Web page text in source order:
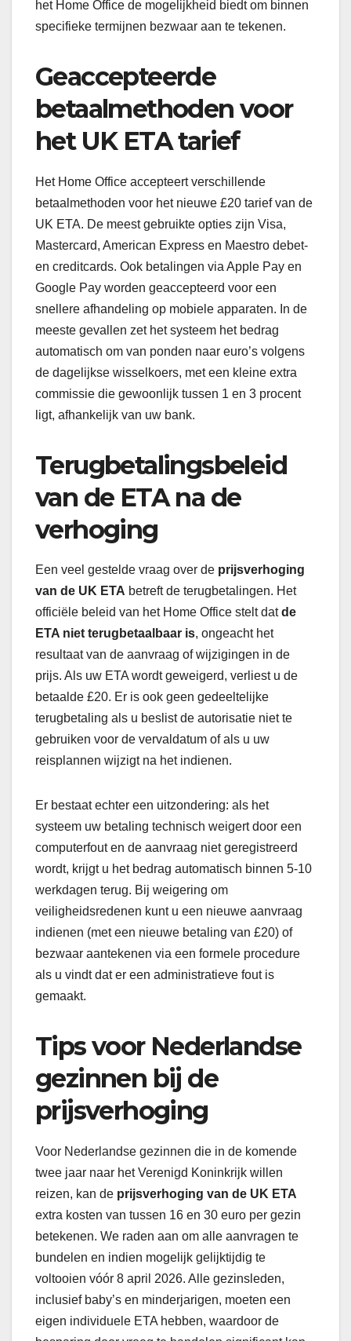
het Home Office de mogelijkheid biedt om binnen
specifieke termijnen bezwaar aan te tekenen.
Geaccepteerde
betaalmethoden voor
het UK ETA tarief
Het Home Office accepteert verschillende
betaalmethoden voor het nieuwe £20 tarief van de
UK ETA. De meest gebruikte opties zijn Visa,
Mastercard, American Express en Maestro debet-
en creditcards. Ook betalingen via Apple Pay en
Google Pay worden geaccepteerd voor een
snellere afhandeling op mobiele apparaten. In de
meeste gevallen zet het systeem het bedrag
automatisch om van ponden naar euro’s volgens
de dagelijkse wisselkoers, met een kleine extra
commissie die gewoonlijk tussen 1 en 3 procent
ligt, afhankelijk van uw bank.
Terugbetalingsbeleid
van de ETA na de
verhoging
Een veel gestelde vraag over de prijsverhoging
van de UK ETA betreft de terugbetalingen. Het
officiële beleid van het Home Office stelt datde
ETA niet terugbetaalbaar is, ongeacht het
resultaat van de aanvraag of wijzigingen in de
prijs. Als uw ETA wordt geweigerd, verliest u de
betaalde £20. Er is ook geen gedeeltelijke
terugbetaling als u beslist de autorisatie niet te
gebruiken voor de vervaldatum of als u uw
reisplannen wijzigt na het indienen.
Er bestaat echter een uitzondering: als het
systeem uw betaling technisch weigert door een
computerfout en de aanvraag niet geregistreerd
wordt, krijgt u het bedrag automatisch binnen 5-10
werkdagen terug. Bij weigering om
veiligheidsredenen kunt u een nieuwe aanvraag
indienen (met een nieuwe betaling van £20) of
bezwaar aantekenen via een formele procedure
als u vindt dat er een administratieve fout is
gemaakt.
Tips voor Nederlandse
gezinnen bij de
prijsverhoging
Voor Nederlandse gezinnen die in de komende
twee jaar naar het Verenigd Koninkrijk willen
reizen, kan de prijsverhoging van de UK ETA
extra kosten van tussen 16 en 30 euro per gezin
betekenen. We raden aan om alle aanvragen te
bundelen en indien mogelijk gelijktijdig te
voltooien vóór 8 april 2026. Alle gezinsleden,
inclusief baby’s en minderjarigen, moeten een
eigen individuele ETA hebben, waardoor de